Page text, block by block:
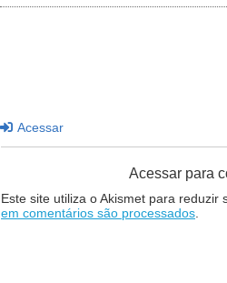
Acessar
Acessar para
Este site utiliza o Akismet para reduzir
em comentários são processados